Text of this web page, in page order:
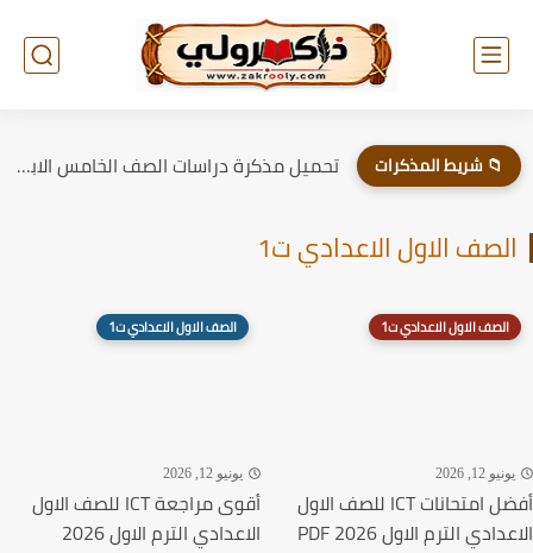
📁 شريط المذكرات تحميل مذكرة دراسات الصف الخامس الابتدائي الترم الاول 2026
الصف الاول الاعدادي ت1
الصف الاول الاعدادي ت1
يونيو 12, 2026
أفضل امتحانات ICT للصف الاول
الاعدادي الترم الاول 2026 PDF
الصف الاول الاعدادي ت1
يونيو 12, 2026
أقوى مراجعة ICT للصف الاول
الاعدادي الترم الاول 2026